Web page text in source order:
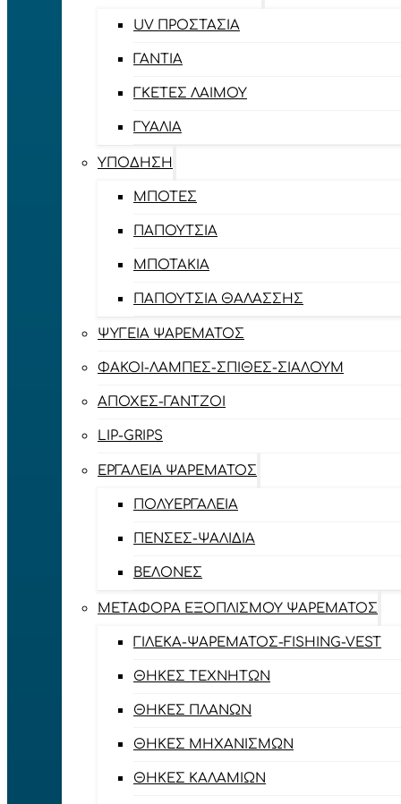
UV ΠΡΟΣΤΑΣΊΑ
ΓΆΝΤΙΑ
ΓΚΈΤΕΣ ΛΑΊΜΟΥ
ΓΥΑΛΙΆ
ΥΠΌΔΗΣΗ
ΜΠΌΤΕΣ
ΠΑΠΟΎΤΣΙΑ
ΜΠΟΤΆΚΙΑ
ΠΑΠΟΎΤΣΙΑ ΘΑΛΆΣΣΗΣ
ΨΥΓΕΊΑ ΨΑΡΈΜΑΤΟΣ
ΦΑΚΟΊ-ΛΆΜΠΕΣ-ΣΠΊΘΕΣ-ΣΊΑΛΟΥΜ
ΑΠΌΧΕΣ-ΓΆΝΤΖΟΙ
LIP-GRIPS
EΡΓΑΛΕΊΑ ΨΑΡΈΜΑΤΟΣ
ΠΟΛΥΕΡΓΑΛΕΊΑ
ΠΈΝΣΕΣ-ΨΑΛΊΔΙΑ
ΒΕΛΌΝΕΣ
ΜΕΤΑΦΟΡΆ ΕΞΟΠΛΙΣΜΟΎ ΨΑΡΈΜΑΤΟΣ
ΓΙΛΈΚΑ-ΨΑΡΈΜΑΤΟΣ-FISHING-VEST
ΘΉΚΕΣ ΤΕΧΝΗΤΏΝ
ΘΉΚΕΣ ΠΛΆΝΩΝ
ΘΉΚΕΣ ΜΗΧΑΝΙΣΜΏΝ
ΘΉΚΕΣ ΚΑΛΑΜΙΏΝ